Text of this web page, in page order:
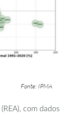
Fonte: IPMA
(REA), com dados